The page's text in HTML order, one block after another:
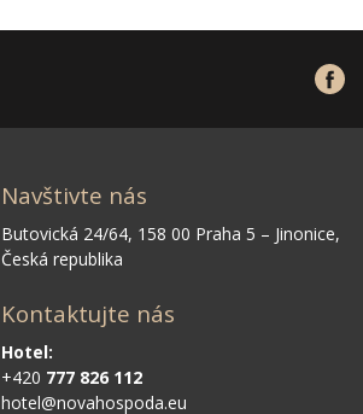
Navštivte nás
Butovická 24/64, 158 00 Praha 5 – Jinonice,
Česká republika
Kontaktujte nás
Hotel:
+420 777 826 112
hotel@novahospoda.eu